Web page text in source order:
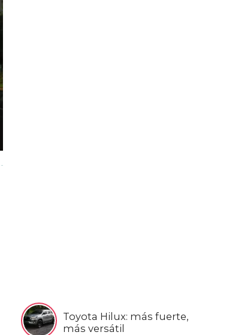
Toyota Hilux: más fuerte,
más versátil